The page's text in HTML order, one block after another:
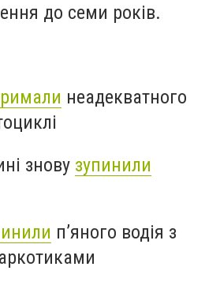
до семи років.
неадекватного
знову зупинили
п’яного водія з